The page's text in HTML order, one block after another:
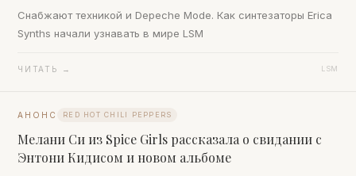
Снабжают техникой и Depeche Mode. Как синтезаторы Erica
Synths начали узнавать в мире LSM
ЧИТАТЬ → LSM
АНОНС RED HOT CHILI PEPPERS
Мелани Си из Spice Girls рассказала о свидании с
Энтони Кидисом и новом альбоме